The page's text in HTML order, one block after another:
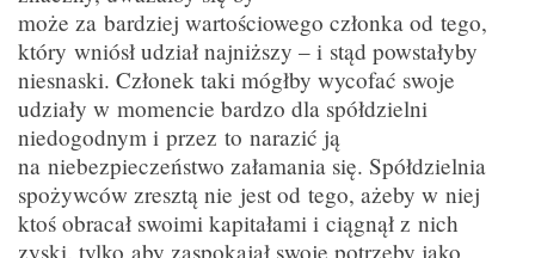
może za bardziej wartościowego członka od tego,
który wniósł udział najniższy – i stąd powstałyby
niesnaski. Członek taki mógłby wycofać swoje
udziały w momencie bardzo dla spółdzielni
niedogodnym i przez to narazić ją
na niebezpieczeństwo załamania się. Spółdzielnia
spożywców zresztą nie jest od tego, ażeby w niej
ktoś obracał swoimi kapitałami i ciągnął z nich
zyski, tylko aby zaspokajał swoje potrzeby jako